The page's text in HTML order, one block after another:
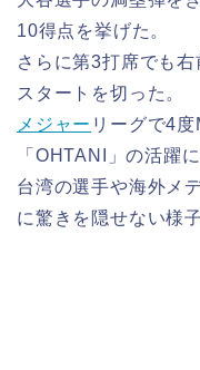
10得点を挙げた。
さらに第3打席でも
スタートを切った。
メジャー リーグで4
「OHTANI」の活躍
台湾の選手や海外メ
に驚きを隠せない様